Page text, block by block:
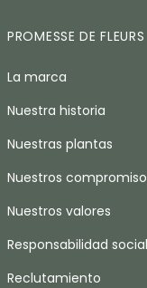
PROMESSE DE FLEURS
La marca
Nuestra historia
Nuestras plantas
Nuestros
Nuestros valores
Responsabilidad social
Reclutamiento